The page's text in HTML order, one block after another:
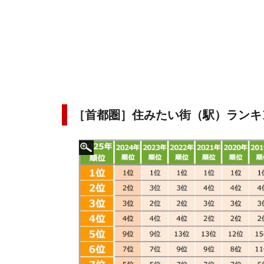
［首都圏］住みたい街（駅）ラン